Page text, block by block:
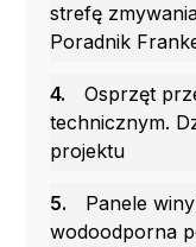
strefę
Poradnik
4.
Osprzęt
technicznym.
projektu
5.
Panele
wodoodporna